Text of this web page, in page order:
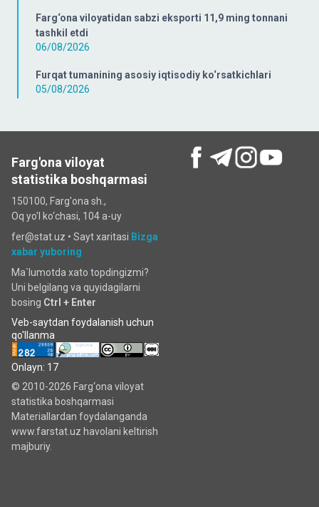
Farg‘ona viloyatidan sabzi eksporti 11,9 ming tonnani
tashkil etdi
06/08/2026
Furqat tumanining asosiy iqtisodiy ko‘rsatkichlari
05/08/2026
Farg'ona viloyat
statistika boshqarmasi
150100, Farg'ona sh.,
Oq yo'l ko‘chаsi, 104 a-uy
fer@stat.uz • Sayt xaritasi Bizga
xabar yuboring
Ma`lumotda xato topdingizmi?
Uni belgilang va quyidagilarni
bosing Ctrl + Enter
Veb-saytdan foydalanish uchun
qo'llanma
Onlayn: 17
© 2010-2026 Farg‘ona viloyat
statistika boshqarmasi
Materiallardan foydalanganda
www.farstat.uz havolani keltirish
majburiy.